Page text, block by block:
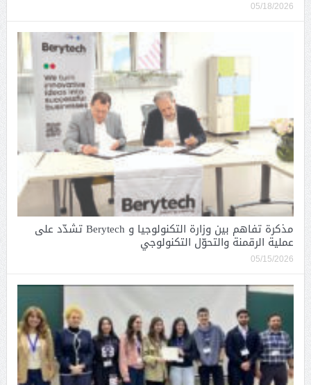
05/18/2026
مذكرة تفاهم بين وزارة التكنولوجيا و Berytech تشدّد على
عملية الرقمنة والتحوّل التكنولوجي
05/15/2026